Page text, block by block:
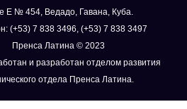
E № 454, Ведадо, Гавана, Куба.
(+53) 7 838 3496, (+53) 7 838 3497
Пренса Латина © 2023
и разработан отделом развития
отдела Пренса Латина.